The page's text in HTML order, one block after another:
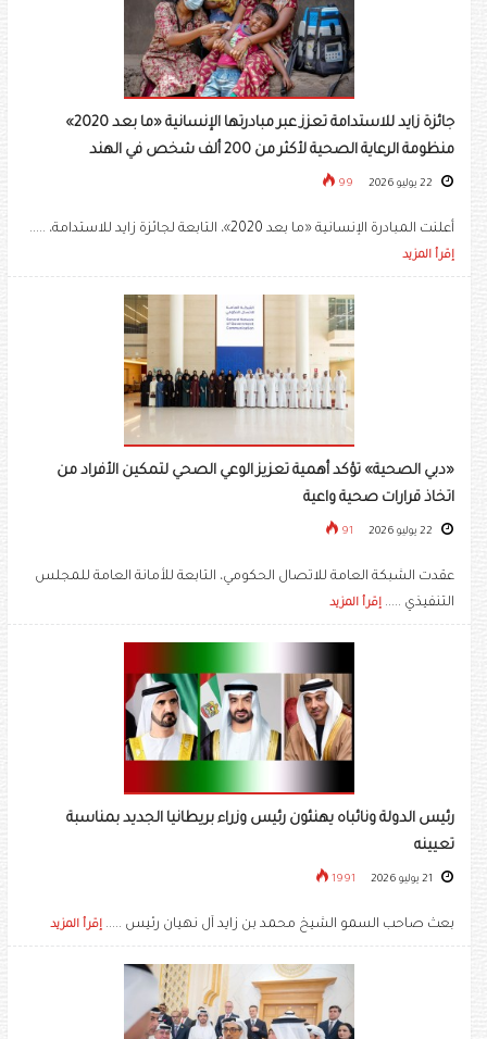
جائزة زايد للاستدامة تعزز عبر مبادرتها الإنسانية «ما بعد 2020»
منظومة الرعاية الصحية لأكثر من 200 ألف شخص في الهند
99
أعلنت المبادرة الإنسانية «ما بعد 2020»، التابعة لجائزة زايد للاستدامة، .....
إقرأ المزيد
«دبي الصحية» تؤكد أهمية تعزيز الوعي الصحي لتمكين الأفراد من
اتخاذ قرارات صحية واعية
91
عقدت الشبكة العامة للاتصال الحكومي، التابعة للأمانة العامة للمجلس
التنفيذي ..... إقرأ المزيد
رئيس الدولة ونائباه يهنئون رئيس وزراء بريطانيا الجديد بمناسبة
تعيينه
1991
بعث صاحب السمو الشيخ محمد بن زايد آل نهيان رئيس ..... إقرأ المزيد